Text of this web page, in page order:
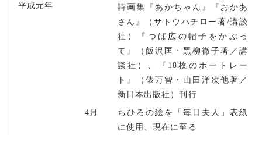
平成元年
詩画集『あかちゃん』『おかあ
さん』（サトウハチロー著/講談
社）『つば広の帽子をかぶっ
て』（飯沢匡・黒柳徹子著／講
談社）、『18枚のポートレー
ト』（俵万智・山田洋次他著／
新日本出版社）刊行
4月
ちひろの絵を「毎日夫人」表紙
に使用、現在に至る